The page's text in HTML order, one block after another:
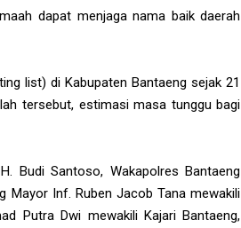
dapat menjaga nama baik daerah
list) di Kabupaten Bantaeng sejak 21
tersebut, estimasi masa tunggu bagi
Budi Santoso, Wakapolres Bantaeng
Mayor Inf. Ruben Jacob Tana mewakili
Putra Dwi mewakili Kajari Bantaeng,